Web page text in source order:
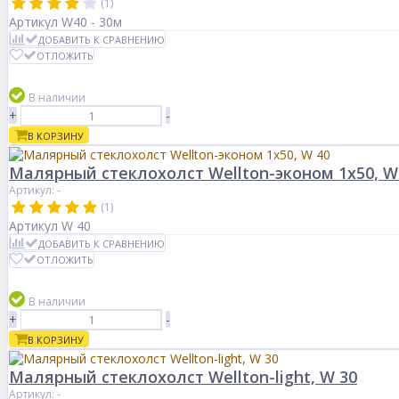
(1)
Артикул W40 - 30м
ДОБАВИТЬ К СРАВНЕНИЮ
ОТЛОЖИТЬ
В наличии
+ -
В КОРЗИНУ
Малярный стеклохолст Wellton-эконом 1х50,
Артикул: -
(1)
Артикул W 40
ДОБАВИТЬ К СРАВНЕНИЮ
ОТЛОЖИТЬ
В наличии
+ -
В КОРЗИНУ
Малярный стеклохолст Wellton-light, W 30
Артикул: -